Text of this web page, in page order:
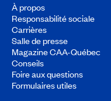
À propos
Responsabilité sociale
Carrières
Salle de presse
Magazine CAA-Québec
Conseils
Foire aux questions
Formulaires utiles